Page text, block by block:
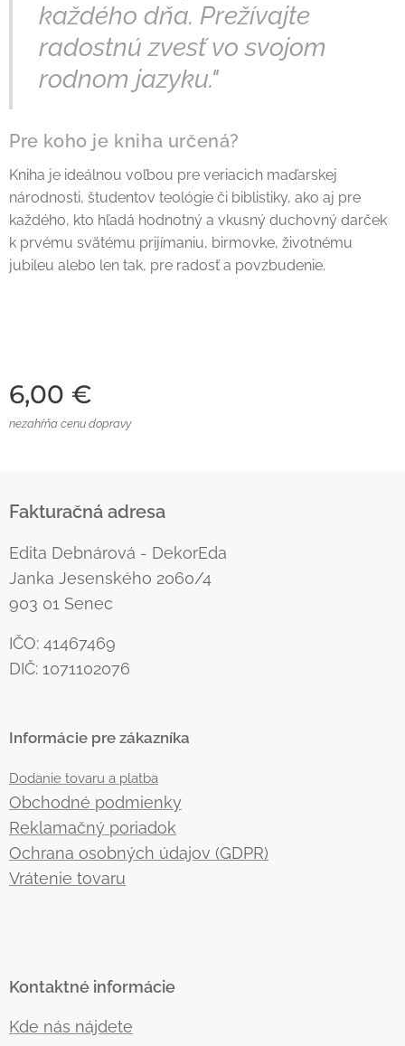
každého dňa. Prežívajte
radostnú zvesť vo svojom
rodnom jazyku."
Pre koho je kniha určená?
Kniha je ideálnou voľbou pre veriacich maďarskej
národnosti, študentov teológie či biblistiky, ako aj pre
každého, kto hľadá hodnotný a vkusný duchovný darček
k prvému svätému prijímaniu, birmovke, životnému
jubileu alebo len tak, pre radosť a povzbudenie.
6,00 €
nezahŕňa cenu dopravy
Fakturačná adresa
Edita Debnárová - DekorEda
Janka Jesenského 2060/4
903 01 Senec
IČO: 41467469
DIČ: 1071102076
Informácie pre zákazníka
Dodanie tovaru a platba
Obchodné podmienky
Reklamačný poriadok
Ochrana osobných údajov (GDPR)
Vrátenie tovaru
Kontaktné informácie
Kde nás nájdete